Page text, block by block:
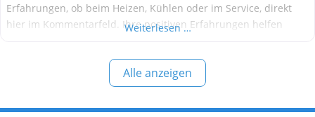
Erfahrungen, ob beim Heizen, Kühlen oder im Service, direkt
hier im Kommentarfeld. Ihre positiven Erfahrungen helfen
eine kritische Meinung äußern, so geben Sie diese bitte mit
konkreten Details an und bleiben
Weiterlesen …
Alle anzeigen